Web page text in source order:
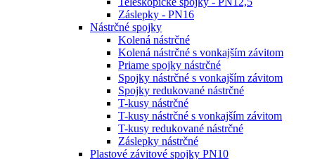
Záslepky - PN16
Nástrčné spojky
Kolená nástrčné
Kolená nástrčné s vonkajším závitom
Priame spojky nástrčné
Spojky nástrčné s vonkajším závitom
Spojky redukované nástrčné
T-kusy nástrčné
T-kusy nástrčné s vonkajším závitom
T-kusy redukované nástrčné
Záslepky nástrčné
Plastové závitové spojky PN10